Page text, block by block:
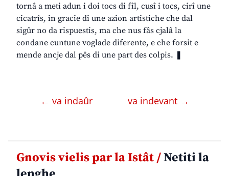
tornâ a meti adun i doi tocs di fîl, cusî i tocs, cirî une
cicatrîs, in gracie di une azion artistiche che dal
sigûr no da rispuestis, ma che nus fâs cjalâ la
condane cuntune voglade diferente, e che forsit e
mende ancje dal pês di une part des colpis. ❚
← va indaûr va indevant →
Gnovis vielis par la Istât /Netiti la